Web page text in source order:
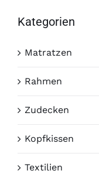
Kategorien
Matratzen
Rahmen
Zudecken
Kopfkissen
Textilien